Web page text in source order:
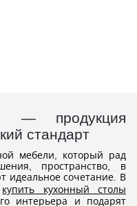
— продукция
стандарт
мебели, который рад
пространство, в
идеальное сочетание. В
купить кухонный столы
интерьера и подарят